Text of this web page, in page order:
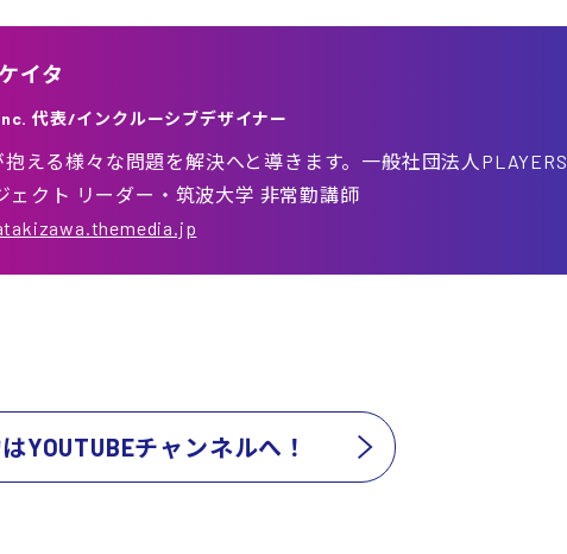
イタ
代表/インクルーシブデザイナー
える様々な問題を解決へと導きます。一般社団法人PLAYERS
ェクト リーダー・筑波大学 非常勤講師
YOUTUBEチャンネルへ！